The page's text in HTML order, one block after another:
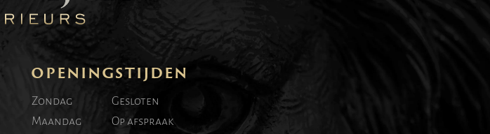
OPENINGSTIJDEN
Zondag
Gesloten
Maandag
Op afspraak